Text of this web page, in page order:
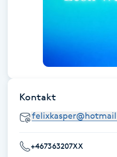
Faceliftmassage
Fettreducering
Fibromassage
Kontakt
+467363207XX